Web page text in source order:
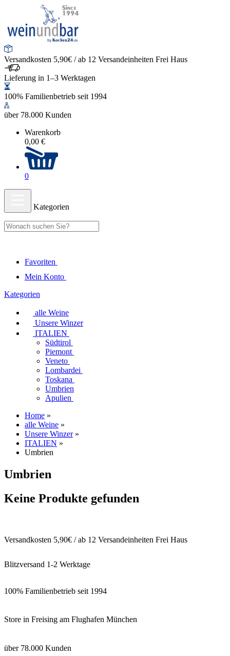
Versandkosten 5,90€ / ab 12 Versandeinheiten Frei Haus
Lieferung in 1–3 Werktagen
100% Familienbetrieb seit 1994
über 78.000 Kunden
Warenkorb
0,00 €
0
Kategorien
Favoriten
Mein Konto
Kategorien
alle Weine
Unsere Winzer
ITALIEN
Südtirol
Piemont
Veneto
Lombardei
Toskana
Umbrien
Apulien
Home »
alle Weine »
Unsere Winzer »
ITALIEN »
Umbrien
Umbrien
Keine Produkte gefunden
Versandkosten 5,90€ / ab 12 Versandeinheiten Frei Haus
Blitzversand 1-2 Werktage
100% Familienbetrieb seit 1994
Store in Freising am Flughafen München
über 78.000 Kunden